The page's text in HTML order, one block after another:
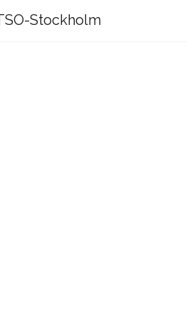
Stockholm